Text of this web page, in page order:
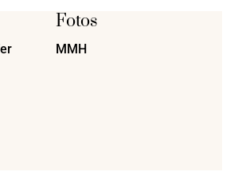
Fotos
MMH